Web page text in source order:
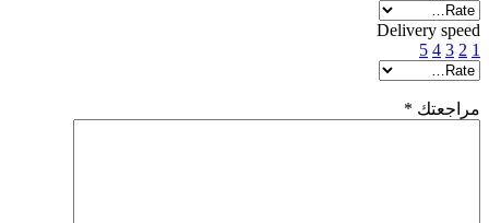
Delivery speed
1
2
3
4
5
مراجعتك *